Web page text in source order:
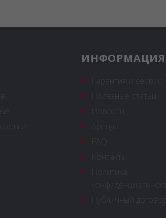
ИНФОРМАЦИЯ